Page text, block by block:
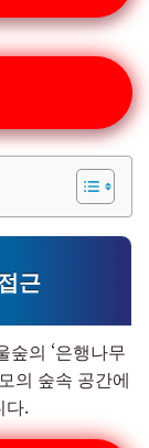
근
의 ‘은행나무
의 숲속 공간에
다.